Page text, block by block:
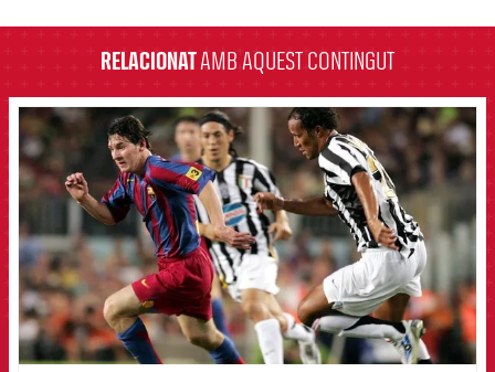
RELACIONATAMB AQUEST CONTINGUT
FCB Barcelona badge